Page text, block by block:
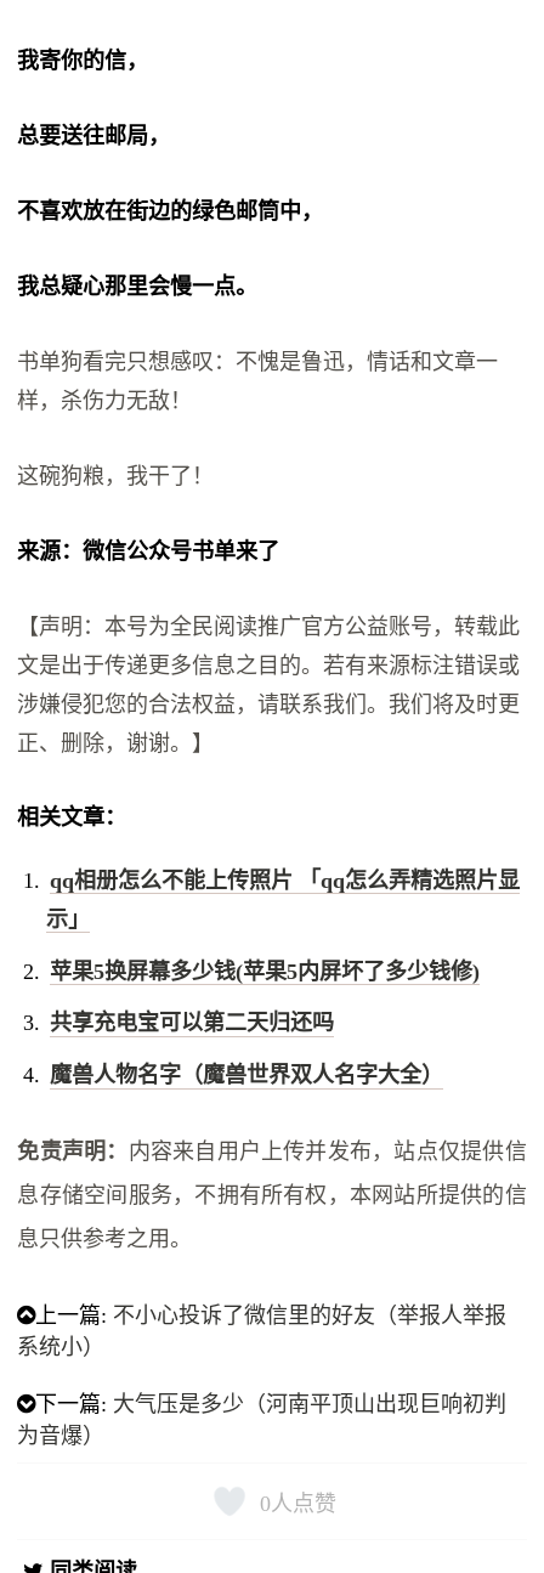
我寄你的信，
总要送往邮局，
不喜欢放在街边的绿色邮筒中，
我总疑心那里会慢一点。
书单狗看完只想感叹：不愧是鲁迅，情话和文章一
样，杀伤力无敌！
这碗狗粮，我干了！
来源：微信公众号书单来了
【声明：本号为全民阅读推广官方公益账号，转载此
文是出于传递更多信息之目的。若有来源标注错误或
涉嫌侵犯您的合法权益，请联系我们。我们将及时更
正、删除，谢谢。】
相关文章：
qq相册怎么不能上传照片 「qq怎么弄精选照片显
示」
苹果5换屏幕多少钱(苹果5内屏坏了多少钱修)
共享充电宝可以第二天归还吗
魔兽人物名字（魔兽世界双人名字大全）
免责声明： 内容来自用户上传并发布，站点仅提供信
息存储空间服务，不拥有所有权，本网站所提供的信
息只供参考之用。
上一篇: 不小心投诉了微信里的好友（举报人举报
系统小）
下一篇: 大气压是多少（河南平顶山出现巨响初判
为音爆）
0人点赞